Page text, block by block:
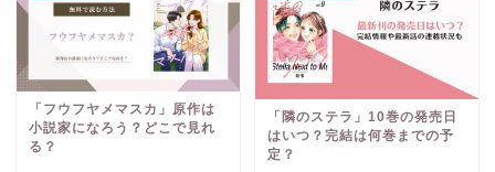
「フウフヤメマスカ」原作は
小説家になろう？どこで見れ
る？
「隣のステラ」10巻の発売日
はいつ？完結は何巻までの予
定？